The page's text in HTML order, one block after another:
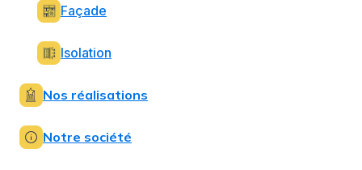
Façade
Isolation
Nos réalisations
Notre société